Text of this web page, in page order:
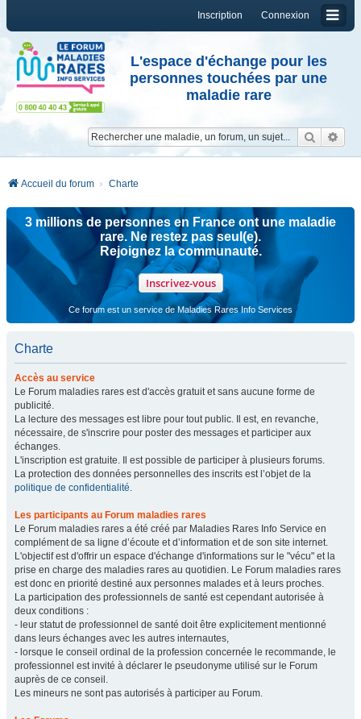
Connexion
Inscription
L'espace d'échange pour les
personnes touchées par une
maladie rare
Accueil du forum Charte
3 millions de personnes en France ont une maladie
rare. Ne restez pas seul(e).
Rejoignez la communauté.
Inscrivez-vous
Ce forum est un service de Maladies Rares Info Services
Charte
Accès au service
Le Forum maladies rares est d'accès gratuit et sans aucune forme de
publicité.
La lecture des messages est libre pour tout public. Il est, en revanche,
nécessaire, de s'inscrire pour poster des messages et participer aux
échanges.
L'inscription est gratuite. Il est possible de participer à plusieurs forums.
La protection des données personnelles des inscrits est l’objet de la
politique de confidentialité.
Les participants au Forum maladies rares
Le Forum maladies rares a été créé par Maladies Rares Info Service en
complément de sa ligne d’écoute et d’information et de son site internet.
L'objectif est d'offrir un espace d'échange d'informations sur le "vécu" et la
prise en charge des maladies rares au quotidien. Le Forum maladies rares
est donc en priorité destiné aux personnes malades et à leurs proches.
La participation des professionnels de santé est cependant autorisée à
deux conditions :
- leur statut de professionnel de santé doit être explicitement mentionné
dans leurs échanges avec les autres internautes,
- lorsque le conseil ordinal de la profession concernée le recommande, le
professionnel est invité à déclarer le pseudonyme utilisé sur le Forum
auprès de ce conseil.
Les mineurs ne sont pas autorisés à participer au Forum.